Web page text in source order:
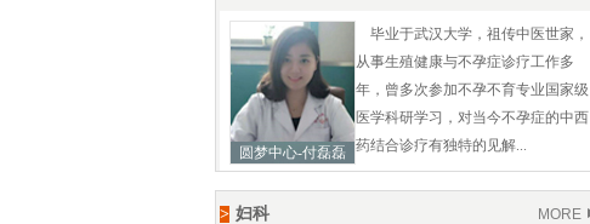
圆梦中心-付磊磊
毕业于武汉大学，祖传中医世家，
从事生殖健康与不孕症诊疗工作多
年，曾多次参加不孕不育专业国家级
医学科研学习，对当今不孕症的中西
药结合诊疗有独特的见解...
> 妇科 MORE